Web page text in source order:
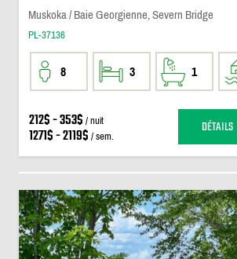
Muskoka / Baie Georgienne, Severn Bridge
PL-37136
8 3 1
212$ - 353$ / nuit
1271$ - 2119$ / sem. DÉTAILS